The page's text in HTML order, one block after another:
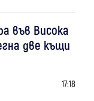
във Висока
две къщи
17:18